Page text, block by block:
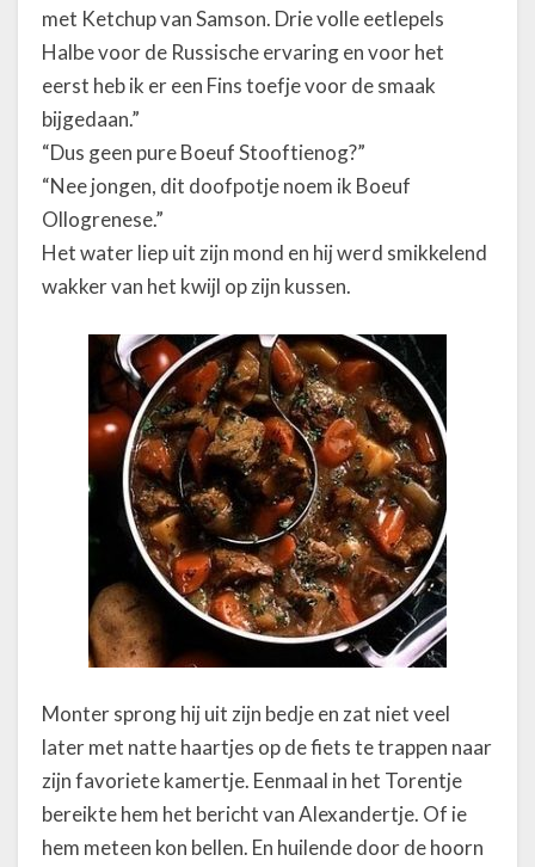
met Ketchup van Samson. Drie volle eetlepels
Halbe voor de Russische ervaring en voor het
eerst heb ik er een Fins toefje voor de smaak
bijgedaan.”
“Dus geen pure Boeuf Stooftienog?”
“Nee jongen, dit doofpotje noem ik Boeuf
Ollogrenese.”
Het water liep uit zijn mond en hij werd smikkelend
wakker van het kwijl op zijn kussen.
Monter sprong hij uit zijn bedje en zat niet veel
later met natte haartjes op de fiets te trappen naar
zijn favoriete kamertje. Eenmaal in het Torentje
bereikte hem het bericht van Alexandertje. Of ie
hem meteen kon bellen. En huilende door de hoorn